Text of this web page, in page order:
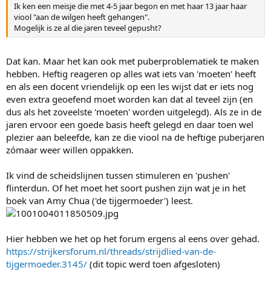
Ik ken een meisje die met 4-5 jaar begon en met haar 13 jaar haar
viool "aan de wilgen heeft gehangen".
Mogelijk is ze al die jaren teveel gepusht?
Dat kan. Maar het kan ook met puberproblematiek te maken
hebben. Heftig reageren op alles wat iets van 'moeten' heeft
en als een docent vriendelijk op een les wijst dat er iets nog
even extra geoefend moet worden kan dat al teveel zijn (en
dus als het zoveelste 'moeten' worden uitgelegd). Als ze in de
jaren ervoor een goede basis heeft gelegd en daar toen wel
plezier aan beleefde, kan ze die viool na de heftige puberjaren
zómaar weer willen oppakken.
Ik vind de scheidslijnen tussen stimuleren en 'pushen'
flinterdun. Of het moet het soort pushen zijn wat je in het
boek van Amy Chua ('de tijgermoeder') leest.
Hier hebben we het op het forum ergens al eens over gehad.
https://strijkersforum.nl/threads/strijdlied-van-de-
tijgermoeder.3145/ (dit topic werd toen afgesloten)